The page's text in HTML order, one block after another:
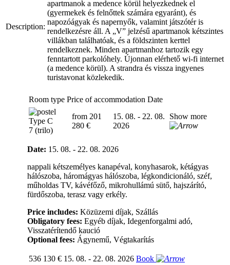
Description:
apartmanok a medence körül helyezkednek el
(gyermekek és felnőttek számára egyaránt), és
napozóágyak és napernyők, valamint játszótér is
rendelkezésre áll. A „V” jelzésű apartmanok kétszintes
villákban találhatóak, és a földszinten kerttel
rendelkeznek. Minden apartmanhoz tartozik egy
fenntartott parkolóhely. Újonnan elérhető wi-fi internet
(a medence körül). A strandra és vissza ingyenes
turistavonat közlekedik.
Room type Price of accommodation Date
Type C
7 (trilo)
from 201
280 €
15. 08. - 22. 08.
2026
Show more
Date: 15. 08. - 22. 08. 2026
nappali kétszemélyes kanapéval, konyhasarok, kétágyas
hálószoba, háromágyas hálószoba, légkondicionáló, széf,
műholdas TV, kávéfőző, mikrohullámú sütő, hajszárító,
fürdőszoba, terasz vagy erkély.
Price includes: Közüzemi díjak, Szállás
Obligatory fees: Egyéb díjak, Idegenforgalmi adó,
Visszatérítendő kaució
Optional fees: Ágynemű, Végtakarítás
536 130 € 15. 08. - 22. 08. 2026 Book